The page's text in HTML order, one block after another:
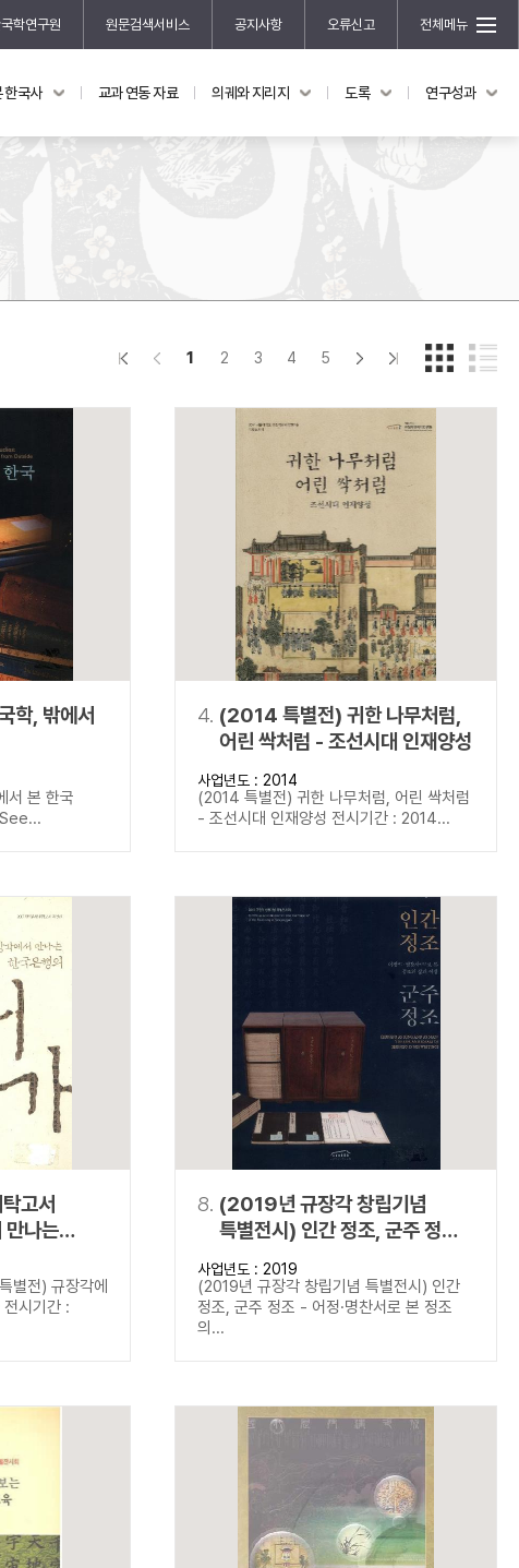
학연구원 원문검색서비스 공지사항 오류신고 전체메뉴
도록 연구성과
신진학자 초청 연구교류 사업
규장각-산기 연구비 지원 사업
기획연구
홍재 한국학 펠로십 프로그램
한국사 교과 연동 자료 의궤와 지리지 도록 연구성과
1 2 3 4 5
학, 밖에서
서 본 한국
4. (2014 특별전) 귀한 나무처럼,
어린 싹처럼 - 조선시대 인재양성
사업년도 : 2014
(2014 특별전) 귀한 나무처럼, 어린 싹처럼
- 조선시대 인재양성 전시기간 : 2014...
고서
만나는
별전) 규장각에
시기간 :
8. (2019년 규장각 창립기념
특별전시) 인간 정조, 군주 정조 -
어정·명찬서로 본 정조의 삶과
이상
사업년도 : 2019
(2019년 규장각 창립기념 특별전시) 인간
정조, 군주 정조 - 어정·명찬서로 본 정조
의...